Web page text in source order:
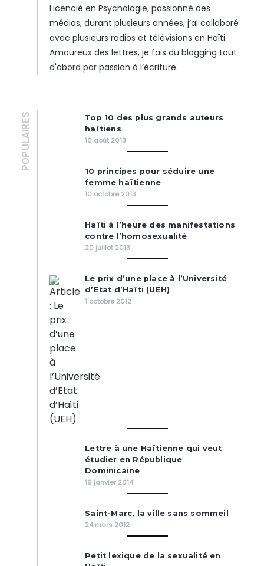
Licencié en Psychologie, passionné des
médias, durant plusieurs années, j’ai collaboré
avec plusieurs radios et télévisions en Haïti.
Amoureux des lettres, je fais du blogging tout
d'abord par passion à l’écriture.
POPULAIRES
Top 10 des plus grands auteurs
haïtiens
10 août 2013
10 principes pour séduire une
femme haïtienne
10 octobre 2013
Haïti à l’heure des manifestations
contre l’homosexualité
20 juillet 2013
Le prix d’une place à l’Université
d’Etat d’Haïti (UEH)
1 octobre 2012
Lettre à une Haïtienne qui veut
étudier en République
Dominicaine
19 janvier 2014
Saint-Marc, la ville sans sommeil
24 mars 2012
Petit lexique de la sexualité en